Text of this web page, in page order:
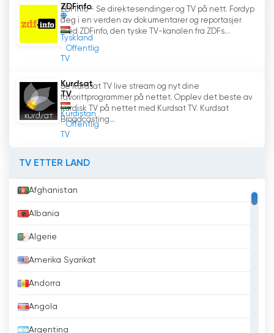
ZDFinfo
Tyskland
Offentlig
TV
ZDFinfo - Se direktesendinger og TV på nett. Fordyp
deg i en verden av dokumentarer og reportasjer
med ZDFinfo, den tyske TV-kanalen fra ZDFs...
Kurdsat
TV
Kurdistan
Offentlig
TV
Se Kurdsat TV live stream og nyt dine
favorittprogrammer på nettet. Opplev det beste av
kurdisk TV på nettet med Kurdsat TV. Kurdsat
Broadcasting...
TV ETTER LAND
Afghanistan
Albania
Algerie
Amerika Syarikat
Andorra
Angola
Argentina